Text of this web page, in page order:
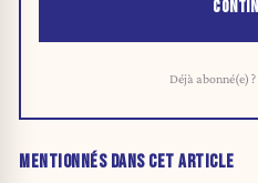
Déjà abonné(e) ?
MENTIONNÉS DANS CET ARTICLE